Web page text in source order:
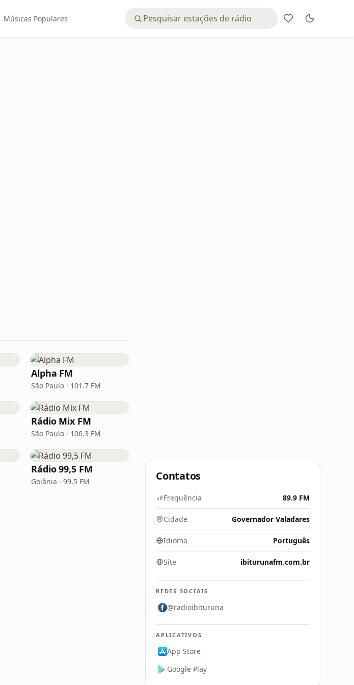
Músicas Populares
Alpha FM
São Paulo · 101.7 FM
Rádio Mix FM
São Paulo · 106.3 FM
Rádio 99,5 FM
Goiânia · 99.5 FM Contatos
Frequência 89.9 FM
Cidade Governador Valadares
Idioma Português
Site ibiturunafm.com.br
REDES SOCIAIS
@radioibituruna
APLICATIVOS
App Store
Google Play